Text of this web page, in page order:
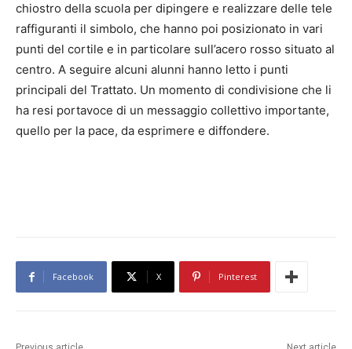
chiostro della scuola per dipingere e realizzare delle tele
raffiguranti il simbolo, che hanno poi posizionato in vari
punti del cortile e in particolare sull’acero rosso situato al
centro. A seguire alcuni alunni hanno letto i punti
principali del Trattato. Un momento di condivisione che li
ha resi portavoce di un messaggio collettivo importante,
quello per la pace, da esprimere e diffondere.
Facebook X Pinterest